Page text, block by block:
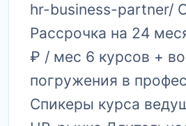
hr-business-partner/
Рассрочка на 24
₽ / мес 6 курсов +
погружения в
Спикеры курса